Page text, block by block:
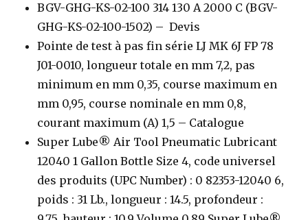
BGV-GHG-KS-02-100 314 130 A 2000 C (BGV-
GHG-KS-02-100-1502) – Devis
Pointe de test à pas fin série LJ MK 6J FP 78
J01-0010, longueur totale en mm 7,2, pas
minimum en mm 0,35, course maximum en
mm 0,95, course nominale en mm 0,8,
courant maximum (A) 1,5 – Catalogue
Super Lube® Air Tool Pneumatic Lubricant
12040 1 Gallon Bottle Size 4, code universel
des produits (UPC Number) : 0 82353-12040 6,
poids : 31 Lb., longueur : 14.5, profondeur :